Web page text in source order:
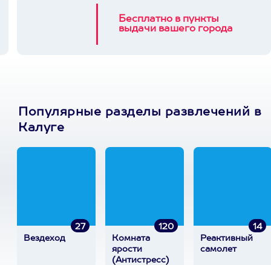
Бесплатно в пункты
выдачи вашего города
Популярные разделы развлечений в
Калуге
27
Вездеход
120
Комната
ярости
(Антистресс)
14
Реактивный
самолет